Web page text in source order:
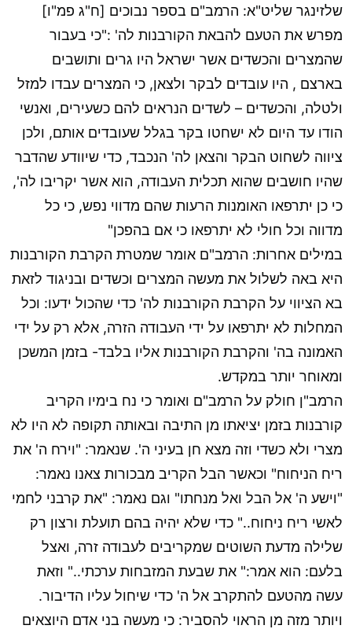
שלזינגר שליט"א: הרמב"ם בספר נבוכים [ח"ג פמ"ו]
מפרש את הטעם להבאת הקורבנות לה' :"כי בעבור
שהמצרים והכשדים אשר ישראל היו גרים ותושבים
בארצם , היו עובדים לבקר ולצאן, כי המצרים עבדו למזל
ולטלה, והכשדים – לשדים הנראים להם כשעירים, ואנשי
הודו עד היום לא ישחטו בקר בגלל שעובדים אותם, ולכן
ציווה לשחוט הבקר והצאן לה' הנכבד, כדי שיוודע שהדבר
שהיו חושבים שהוא תכלית העבודה, הוא אשר יקריבו לה',
כי כן יתרפאו האומנות הרעות שהם מדווי נפש, כי כל
מדווה וכל חולי לא יתרפאו כי אם בהפכן"
במילים אחרות: הרמב"ם אומר שמטרת הקרבת הקורבנות
היא באה לשלול את מעשה המצרים וכשדים ובניגוד לזאת
בא הציווי על הקרבת הקורבנות לה' כדי שהכול ידעו: וכל
המחלות לא יתרפאו על ידי העבודה הזרה, אלא רק על ידי
האמונה בה' והקרבת הקורבנות אליו בלבד- בזמן המשכן
ומאוחר יותר במקדש.
הרמב"ן חולק על הרמב"ם ואומר כי נח בימיו הקריב
קורבנות בזמן יציאתו מן התיבה ובאותה תקופה לא היו לא
מצרי ולא כשדי וזה מצא חן בעיני ה'. שנאמר: "וירח ה' את
ריח הניחוח" וכאשר הבל הקריב מבכורות צאנו נאמר:
"וישע ה' אל הבל ואל מנחתו" וגם נאמר: "את קרבני לחמי
לאשי ריח ניחוח.." כדי שלא יהיה בהם תועלת ורצון רק
שלילה מדעת השוטים שמקריבים לעבודה זרה, ואצל
בלעם: הוא אמר:" את שבעת המזבחות ערכתי.." וזאת
עשה מהטעם להתקרב אל ה' כדי שיחול עליו הדיבור.
ויותר מזה מן הראוי להסביר: כי מעשה בני אדם היוצאים